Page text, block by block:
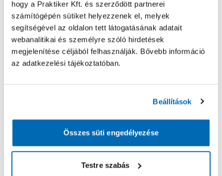
hogy a Praktiker Kft. és szerződött partnerei
számítógépén sütiket helyezzenek el, melyek
segítségével az oldalon tett látogatásának adatait
webanalitikai és személyre szóló hirdetések
megjelenítése céljából felhasználják. Bővebb információ
az adatkezelési tájékoztatóban.
Beállítások
Összes süti engedélyezése
Testre szabás